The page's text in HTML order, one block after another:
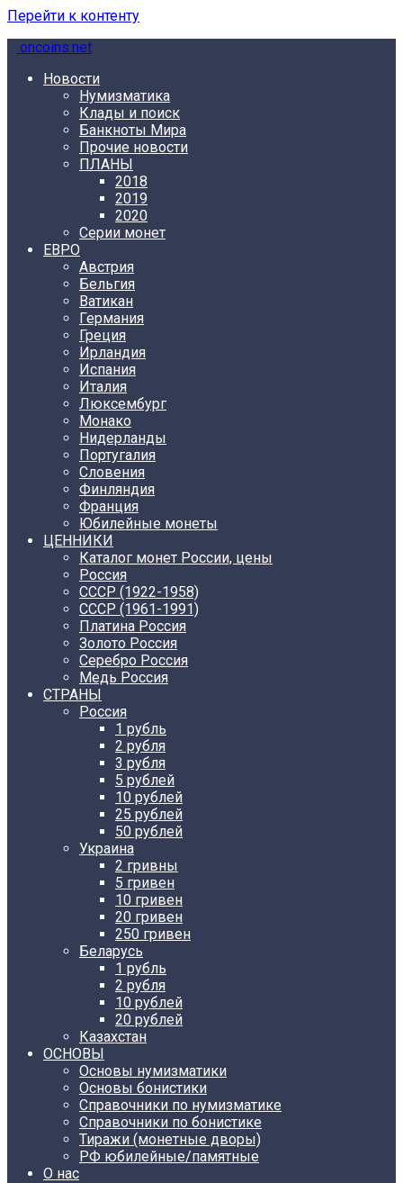
Перейти к контенту
oncoins.net
Новости
Нумизматика
Клады и поиск
Банкноты Мира
Прочие новости
ПЛАНЫ
2018
2019
2020
Серии монет
ЕВРО
Австрия
Бельгия
Ватикан
Германия
Греция
Ирландия
Испания
Италия
Люксембург
Монако
Нидерланды
Португалия
Словения
Финляндия
Франция
Юбилейные монеты
ЦЕННИКИ
Каталог монет России, цены
Россия
СССР (1922-1958)
CCCР (1961-1991)
Платина Россия
Золото Россия
Серебро Россия
Медь Россия
СТРАНЫ
Россия
1 рубль
2 рубля
3 рубля
5 рублей
10 рублей
25 рублей
50 рублей
Украина
2 гривны
5 гривен
10 гривен
20 гривен
250 гривен
Беларусь
1 рубль
2 рубля
10 рублей
20 рублей
Казахстан
ОСНОВЫ
Основы нумизматики
Основы бонистики
Справочники по нумизматике
Справочники по бонистике
Тиражи (монетные дворы)
РФ юбилейные/памятные
О нас